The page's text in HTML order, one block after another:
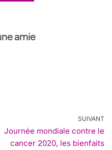
amie
SUIVANT
Journée mondiale contre le
cancer 2020, les bienfaits